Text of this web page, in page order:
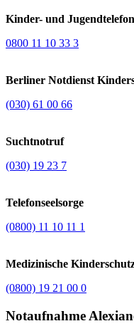
Kinder- und Jugendtelefon
0800 11 10 33 3
Berliner Notdienst
(030) 61 00 66
Suchtnotruf
(030) 19 23 7
Telefonseelsorge
(0800) 11 10 11 1
Medizinische
(0800) 19 21 00 0
Notaufnahme